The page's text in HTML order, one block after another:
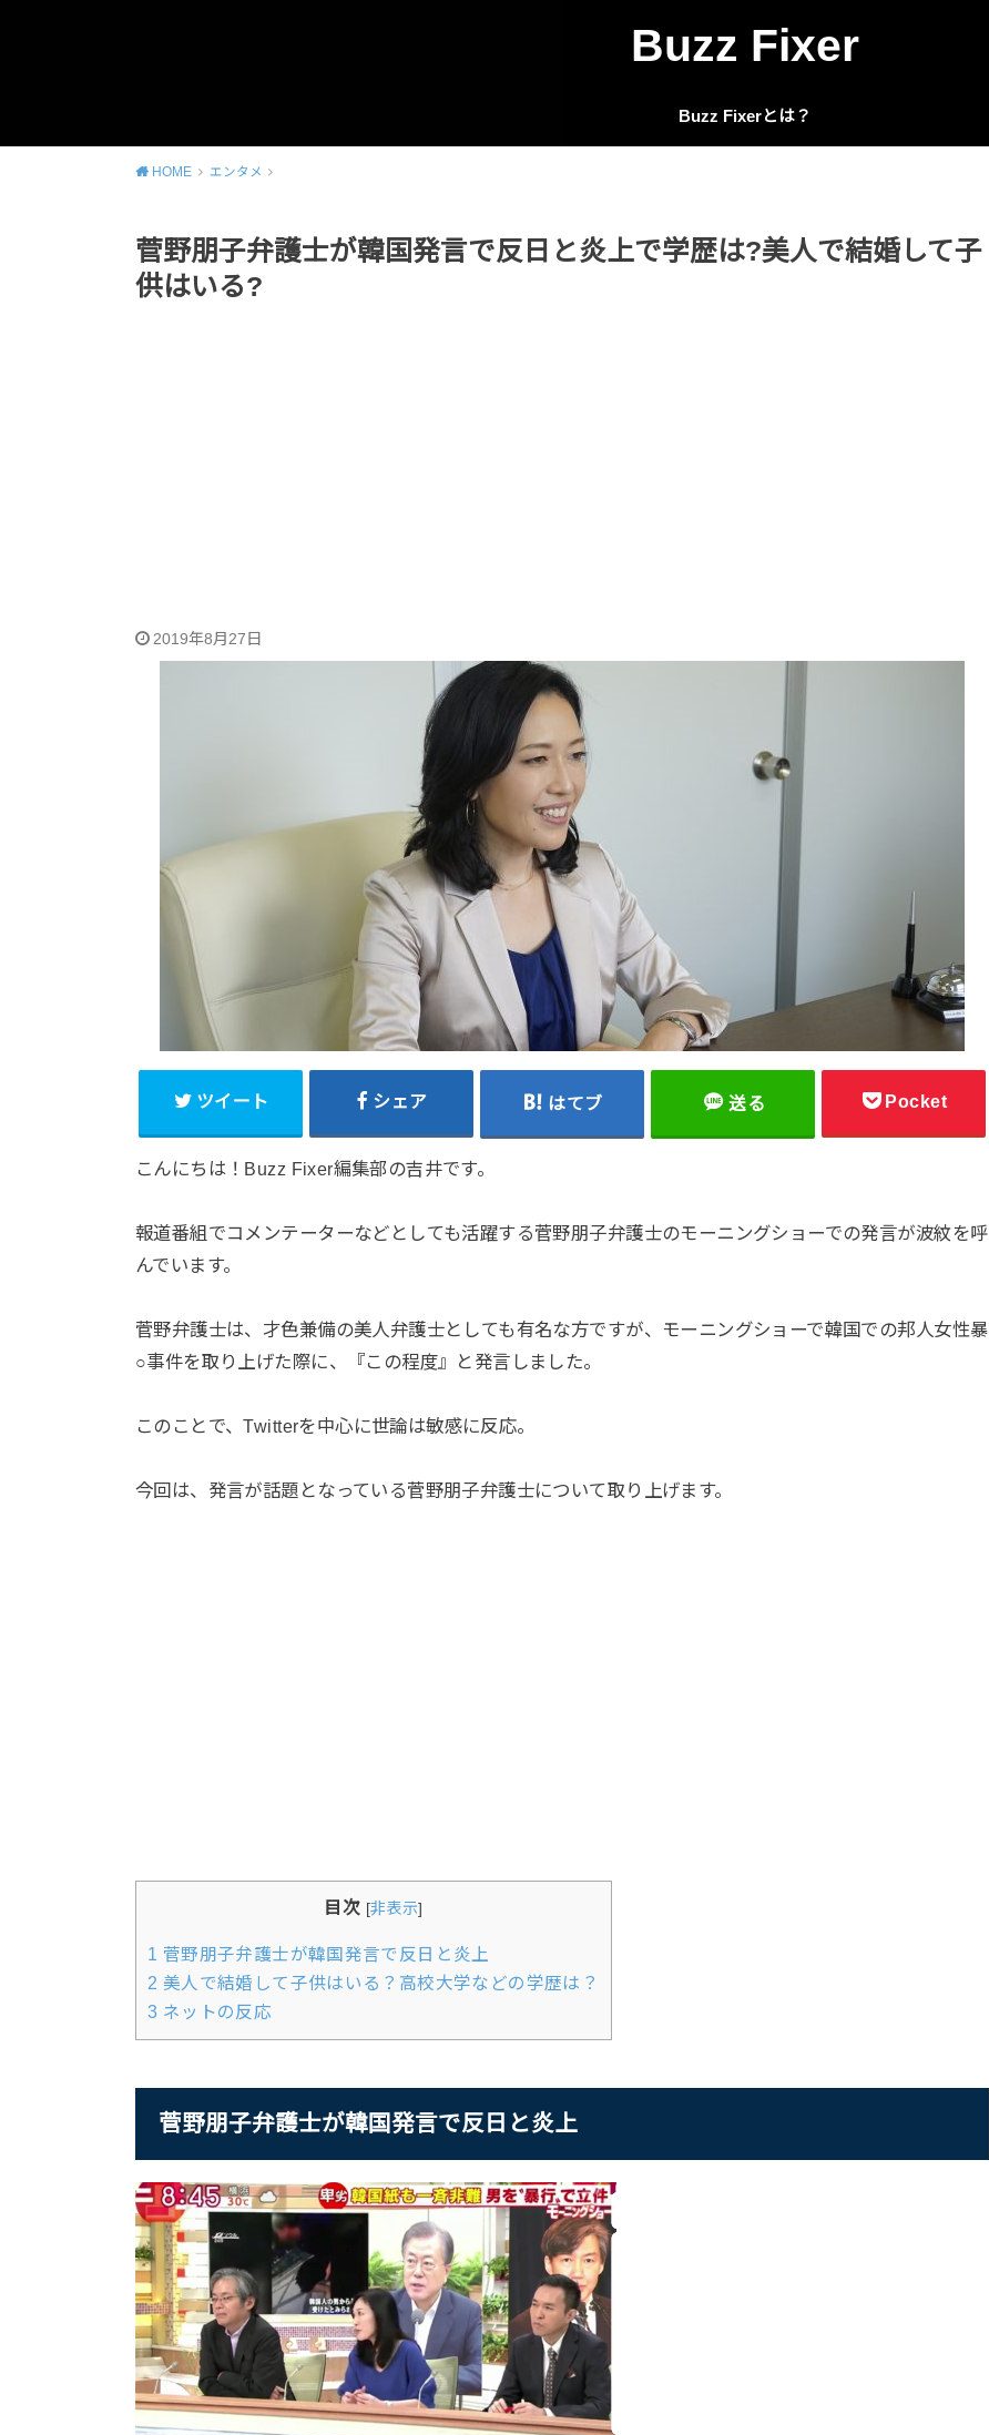
Buzz Fixer
Buzz Fixerとは？
HOME エンタメ
菅野朋子弁護士が韓国発言で反日と炎上で学歴は?美人で結婚して子
供はいる?
2019年8月27日
ツイート シェア はてブ 送る Pocket
こんにちは！Buzz Fixer編集部の吉井です。
報道番組でコメンテーターなどとしても活躍する菅野朋子弁護士のモーニングショーでの発言が波紋を呼
んでいます。
菅野弁護士は、才色兼備の美人弁護士としても有名な方ですが、モーニングショーで韓国での邦人女性暴
○事件を取り上げた際に、『この程度』と発言しました。
このことで、Twitterを中心に世論は敏感に反応。
今回は、発言が話題となっている菅野朋子弁護士について取り上げます。
目次 [非表示]
1 菅野朋子弁護士が韓国発言で反日と炎上
2 美人で結婚して子供はいる？高校大学などの学歴は？
3 ネットの反応
菅野朋子弁護士が韓国発言で反日と炎上